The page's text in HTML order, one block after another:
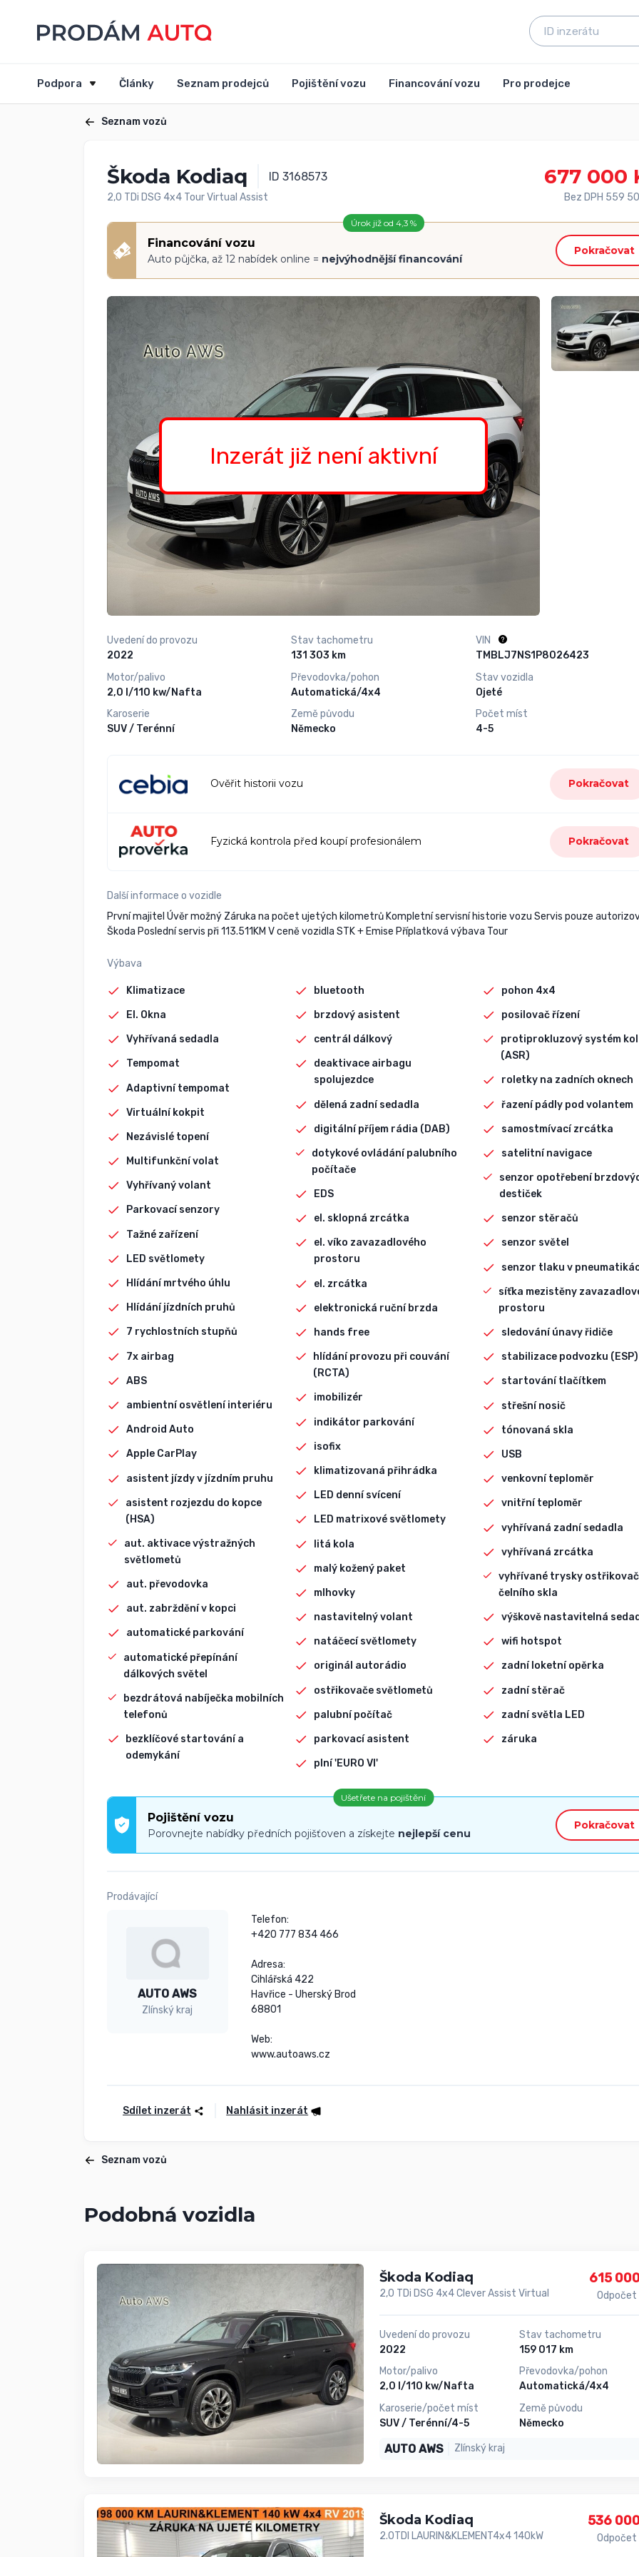
Podpora Články Seznam prodejců Pojištění vozu Financování vozu Pro prodejce
Seznam vozů
Škoda Kodiaq ID 3168573
2,0 TDi DSG 4x4 Tour Virtual Assist
677 000
Bez DPH 559
Úrok již od 4,3 %
Financování vozu
Auto půjčka, až 12 nabídek online = nejvýhodnější financování
Pokračovat
Inzerát již není aktivní
Uvedení do provozu
2022
Motor/palivo
2,0 l/110 kw/Nafta
Karoserie
SUV / Terénní
Stav tachometru
131 303 km
Převodovka/pohon
Automatická/4x4
Země původu
Německo
VIN
TMBLJ7NS1P8026423
Stav vozidla
Ojeté
Počet míst
4-5
Ověřit historii vozu Pokračovat
Fyzická kontrola před koupí profesionálem Pokračovat
Další informace o vozidle
První majitel Úvěr možný Záruka na počet ujetých kilometrů Kompletní servisní historie vozu Servis pouze
Škoda Poslední servis při 113.511KM V ceně vozidla STK + Emise Příplatková výbava Tour
Výbava
Klimatizace
El. Okna
Vyhřívaná sedadla
Tempomat
Adaptivní tempomat
Virtuální kokpit
Nezávislé topení
Multifunkční volat
Vyhřívaný volant
Parkovací senzory
Tažné zařízení
LED světlomety
Hlídání mrtvého úhlu
Hlídání jízdních pruhů
7 rychlostních stupňů
7x airbag
ABS
ambientní osvětlení interiéru
Android Auto
Apple CarPlay
asistent jízdy v jízdním pruhu
asistent rozjezdu do kopce
(HSA)
aut. aktivace výstražných
světlometů
aut. převodovka
aut. zabrždění v kopci
automatické parkování
automatické přepínání
dálkových světel
bezdrátová nabíječka mobilních
telefonů
bezklíčové startování a
odemykání
bluetooth
brzdový asistent
centrál dálkový
deaktivace airbagu
spolujezdce
dělená zadní sedadla
digitální příjem rádia (DAB)
dotykové ovládání palubního
počítače
EDS
el. sklopná zrcátka
el. víko zavazadlového
prostoru
el. zrcátka
elektronická ruční brzda
hands free
hlídání provozu při couvání
(RCTA)
imobilizér
indikátor parkování
isofix
klimatizovaná přihrádka
LED denní svícení
LED matrixové světlomety
litá kola
malý kožený paket
mlhovky
nastavitelný volant
natáčecí světlomety
originál autorádio
ostřikovače světlometů
palubní počítač
parkovací asistent
plní 'EURO VI'
pohon 4x4
posilovač řízení
protiprokluzový systém kol
(ASR)
roletky na zadních oknech
řazení pádly pod volantem
samostmívací zrcátka
satelitní navigace
senzor opotřebení
destiček
senzor stěračů
senzor světel
senzor tlaku v
síťka mezistěny
prostoru
sledování únavy řidiče
stabilizace podvozku (ESP)
startování tlačítkem
střešní nosič
tónovaná skla
USB
venkovní teploměr
vnitřní teploměr
vyhřívaná zadní sedadla
vyhřívaná zrcátka
vyhřívané trysky
čelního skla
výškově nastavitelná
wifi hotspot
zadní loketní opěrka
zadní stěrač
zadní světla LED
záruka
Ušetřete na pojištění
Pojištění vozu
Porovnejte nabídky předních pojišťoven a získejte nejlepší cenu
Pokračovat
Prodávající
AUTO AWS
Zlínský kraj
Telefon:
+420 777 834 466
Adresa:
Cihlářská 422
Havřice - Uherský Brod
68801
Web:
www.autoaws.cz
Sdílet inzerát Nahlásit inzerát
Seznam vozů
Podobná vozidla
Škoda Kodiaq
2,0 TDi DSG 4x4 Clever Assist Virtual
615
Odpočet
Uvedení do provozu
2022
Motor/palivo
2,0 l/110 kw/Nafta
Karoserie/počet míst
SUV / Terénní/4-5
Stav tachometru
159 017 km
Převodovka/pohon
Automatická/4x4
Země původu
Německo
AUTO AWS Zlínský kraj
Škoda Kodiaq
2.0TDI LAURIN&KLEMENT4x4 140kW
536
Odpočet